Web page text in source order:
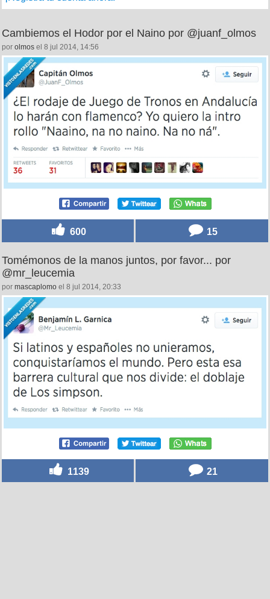
Cambiemos el Hodor por el Naino por @juanf_olmos
por olmos el 8 jul 2014, 14:56
600 15
Tomémonos de la manos juntos, por favor... por
@mr_leucemia
por mascaplomo el 8 jul 2014, 20:33
1139 21